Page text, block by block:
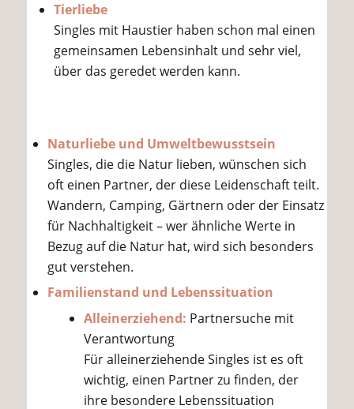
Tierliebe
Singles mit Haustier haben schon mal einen
gemeinsamen Lebensinhalt und sehr viel,
über das geredet werden kann.
Naturliebe und Umweltbewusstsein
Singles, die die Natur lieben, wünschen sich
oft einen Partner, der diese Leidenschaft teilt.
Wandern, Camping, Gärtnern oder der Einsatz
für Nachhaltigkeit – wer ähnliche Werte in
Bezug auf die Natur hat, wird sich besonders
gut verstehen.
Familienstand und Lebenssituation
Alleinerziehend: Partnersuche mit
Verantwortung
Für alleinerziehende Singles ist es oft
wichtig, einen Partner zu finden, der
ihre besondere Lebenssituation